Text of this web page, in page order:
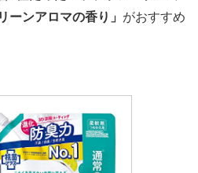
ンアロマの香り」 がおすすめ